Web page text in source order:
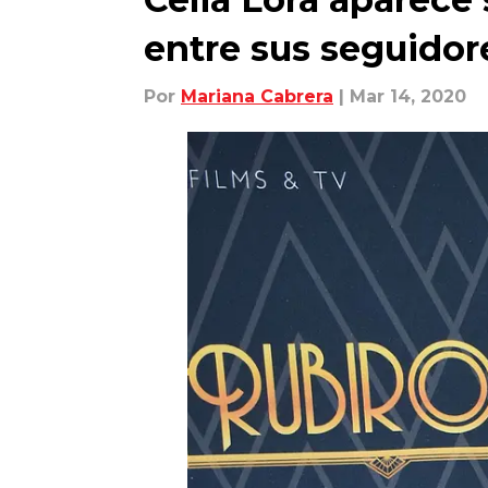
entre sus
Por Mariana Cabrera | Mar 14, 2020